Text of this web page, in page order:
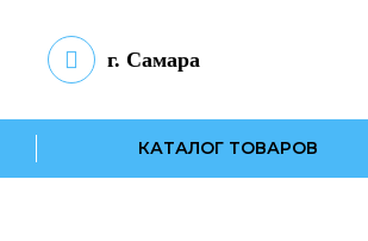
г. Самара
КАТАЛОГ ТОВАРОВ